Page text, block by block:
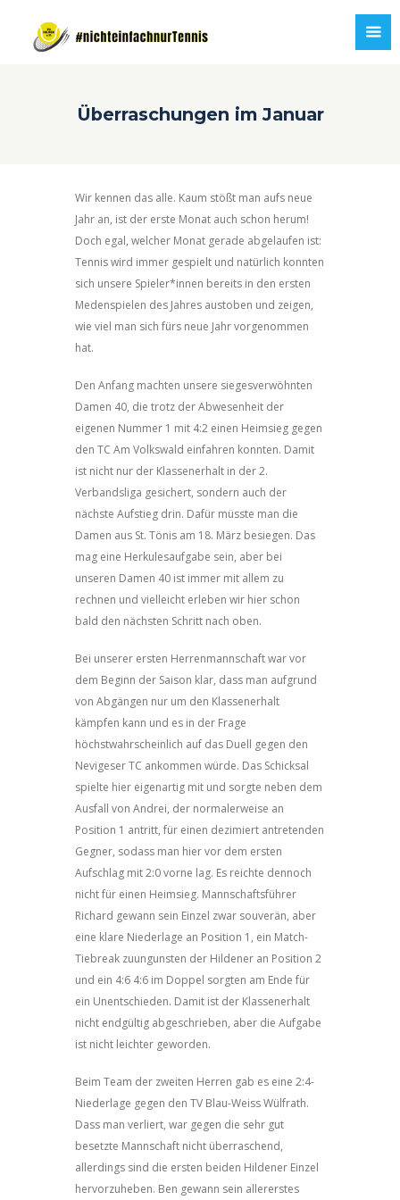
Überraschungen im Januar
Wir kennen das alle. Kaum stößt man aufs neue
Jahr an, ist der erste Monat auch schon herum!
Doch egal, welcher Monat gerade abgelaufen ist:
Tennis wird immer gespielt und natürlich konnten
sich unsere Spieler*innen bereits in den ersten
Medenspielen des Jahres austoben und zeigen,
wie viel man sich fürs neue Jahr vorgenommen
hat.
Den Anfang machten unsere siegesverwöhnten
Damen 40, die trotz der Abwesenheit der
eigenen Nummer 1 mit 4:2 einen Heimsieg gegen
den TC Am Volkswald einfahren konnten. Damit
ist nicht nur der Klassenerhalt in der 2.
Verbandsliga gesichert, sondern auch der
nächste Aufstieg drin. Dafür müsste man die
Damen aus St. Tönis am 18. März besiegen. Das
mag eine Herkulesaufgabe sein, aber bei
unseren Damen 40 ist immer mit allem zu
rechnen und vielleicht erleben wir hier schon
bald den nächsten Schritt nach oben.
Bei unserer ersten Herrenmannschaft war vor
dem Beginn der Saison klar, dass man aufgrund
von Abgängen nur um den Klassenerhalt
kämpfen kann und es in der Frage
höchstwahrscheinlich auf das Duell gegen den
Nevigeser TC ankommen würde. Das Schicksal
spielte hier eigenartig mit und sorgte neben dem
Ausfall von Andrei, der normalerweise an
Position 1 antritt, für einen dezimiert antretenden
Gegner, sodass man hier vor dem ersten
Aufschlag mit 2:0 vorne lag. Es reichte dennoch
nicht für einen Heimsieg. Mannschaftsführer
Richard gewann sein Einzel zwar souverän, aber
eine klare Niederlage an Position 1, ein Match-
Tiebreak zuungunsten der Hildener an Position 2
und ein 4:6 4:6 im Doppel sorgten am Ende für
ein Unentschieden. Damit ist der Klassenerhalt
nicht endgültig abgeschrieben, aber die Aufgabe
ist nicht leichter geworden.
Beim Team der zweiten Herren gab es eine 2:4-
Niederlage gegen den TV Blau-Weiss Wülfrath.
Dass man verliert, war gegen die sehr gut
besetzte Mannschaft nicht überraschend,
allerdings sind die ersten beiden Hildener Einzel
hervorzuheben. Ben gewann sein allererstes